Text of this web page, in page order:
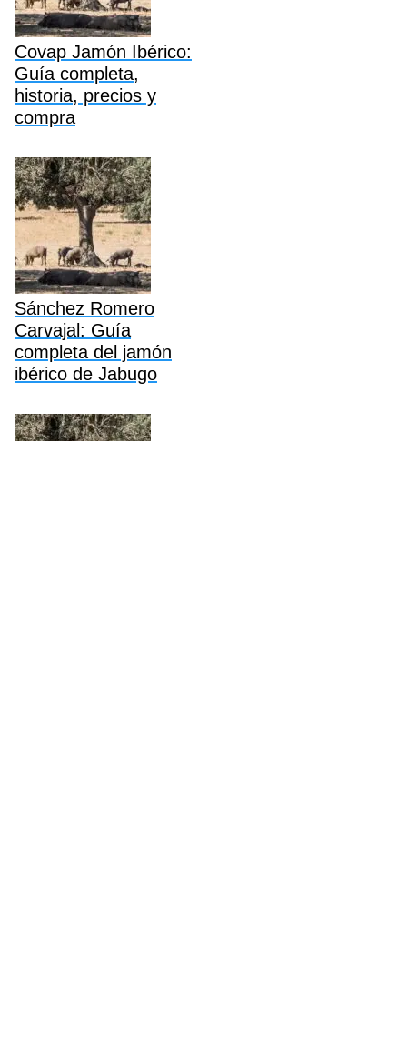
Covap Jamón Ibérico:
Guía completa,
historia, precios y
compra
Sánchez Romero
Carvajal: Guía
completa del jamón
ibérico de Jabugo